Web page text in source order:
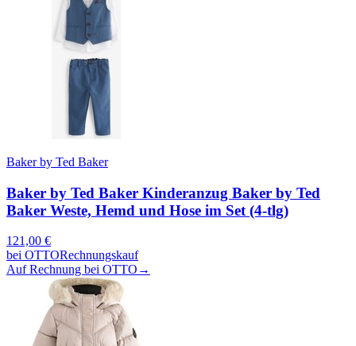
Baker by Ted Baker
Baker by Ted Baker Kinderanzug Baker by Ted
Baker Weste, Hemd und Hose im Set (4-tlg)
121,00 €
bei OTTORechnungskauf
Auf Rechnung bei OTTO →